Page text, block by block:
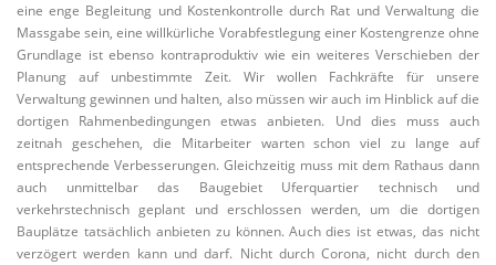
eine enge Begleitung und Kostenkontrolle durch Rat und Verwaltung die
Massgabe sein, eine willkürliche Vorabfestlegung einer Kostengrenze ohne
Grundlage ist ebenso kontraproduktiv wie ein weiteres Verschieben der
Planung auf unbestimmte Zeit. Wir wollen Fachkräfte für unsere
Verwaltung gewinnen und halten, also müssen wir auch im Hinblick auf die
dortigen Rahmenbedingungen etwas anbieten. Und dies muss auch
zeitnah geschehen, die Mitarbeiter warten schon viel zu lange auf
entsprechende Verbesserungen. Gleichzeitig muss mit dem Rathaus dann
auch unmittelbar das Baugebiet Uferquartier technisch und
verkehrstechnisch geplant und erschlossen werden, um die dortigen
Bauplätze tatsächlich anbieten zu können. Auch dies ist etwas, das nicht
verzögert werden kann und darf. Nicht durch Corona, nicht durch den